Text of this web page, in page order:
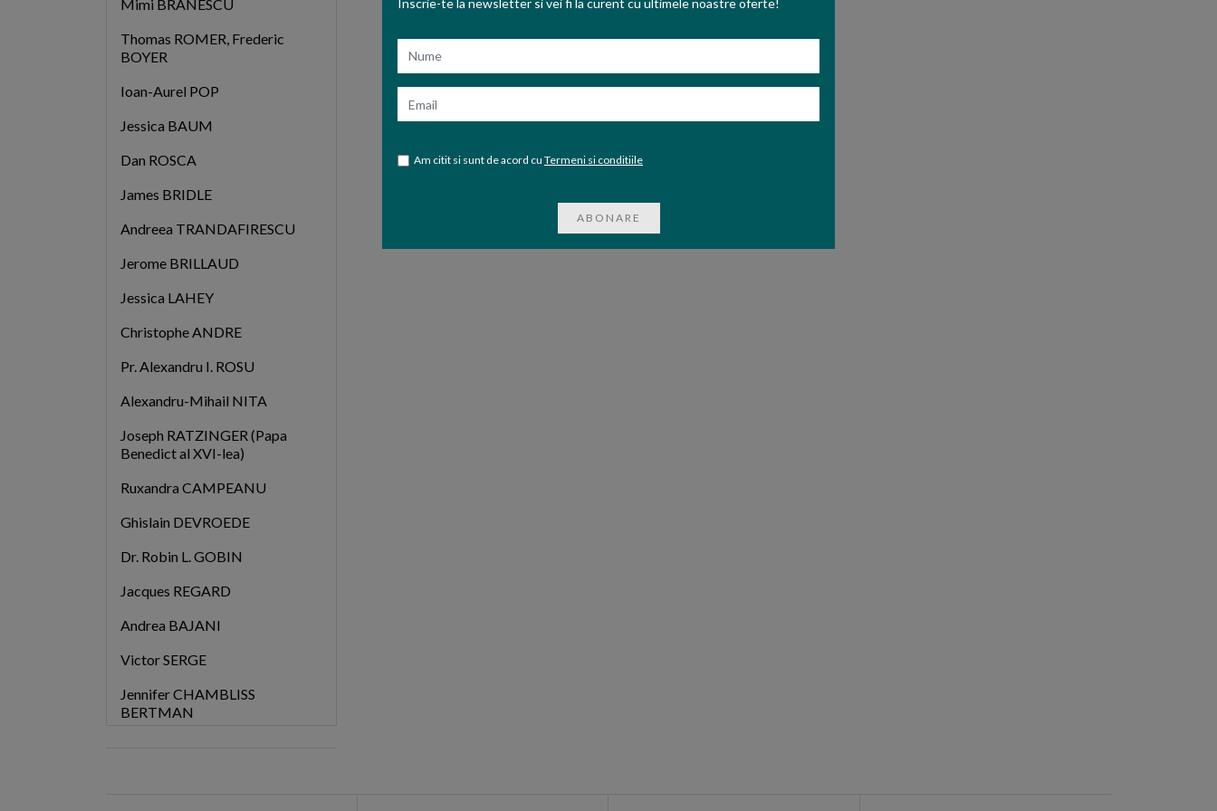
Am citit si sunt de acord cu Termeni si conditiile
ABONARE
Mimi BRANESCU
Thomas ROMER, Frederic
BOYER
Ioan-Aurel POP
Jessica BAUM
Dan ROSCA
James BRIDLE
Andreea TRANDAFIRESCU
Jerome BRILLAUD
Jessica LAHEY
Christophe ANDRE
Pr. Alexandru I. ROSU
Alexandru-Mihail NITA
Joseph RATZINGER (Papa
Benedict al XVI-lea)
Ruxandra CAMPEANU
Ghislain DEVROEDE
Dr. Robin L. GOBIN
Jacques REGARD
Andrea BAJANI
Victor SERGE
Jennifer CHAMBLISS
BERTMAN